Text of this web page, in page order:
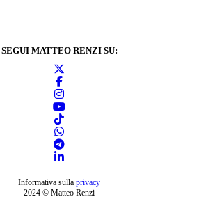
SEGUI MATTEO RENZI SU:
Informativa sulla privacy
2024 © Matteo Renzi